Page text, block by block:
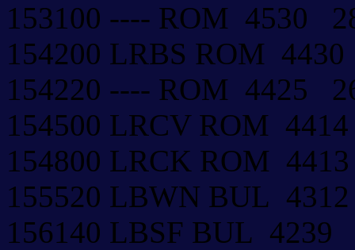
153100 ---- ROM 4530
154200 LRBS ROM
154220 ---- ROM 4425
154500 LRCV ROM
154800 LRCK ROM
155520 LBWN BUL
156140 LBSF BUL